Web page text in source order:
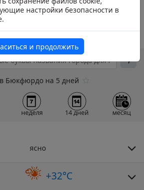
Бюкфюрдо на 5 дней
неделя 14 дней месяц
ясно
+32°C
настройки безопасности в
и продолжить